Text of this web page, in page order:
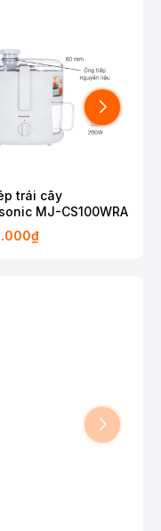
trái cây
MJ-CS100WRA